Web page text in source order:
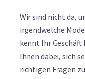
Wir sind nicht da,
irgendwelche
kennt Ihr Geschäft
Ihnen dabei, sich
richtigen Fragen